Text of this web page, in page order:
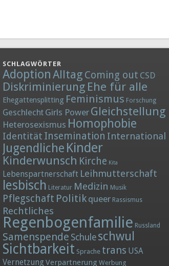
SCHLAGWÖRTER
AdoptionAlltag Coming out CSD
Diskriminierung Ehe für alle
Ehegattensplitting Feminismus Forschung
Geschlecht Girls Power Gleichstellung
Heterosexismus Homophobie
Identität Insemination International
Jugendliche Kinder
Kinderwunsch Kirche Kita
Lebenspartnerschaft Leihmutterschaft
lesbisch Literatur Medizin Musik
Pflegschaft Politik queer Rassismus
Rechtliches
Regenbogenfamilie Russland
Samenspende Schule schwul
Sichtbarkeit Sprache trans USA
Vernetzung Verpartnerung Werbung